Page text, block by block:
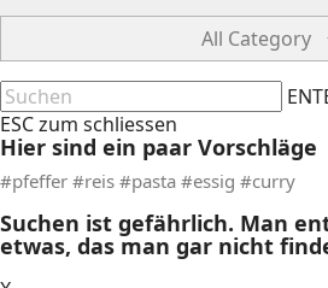
All Category
ESC zum schliessen
Hier sind ein paar Vorschläge
#pfeffer #reis #pasta #essig #curry
Suchen ist gefährlich. Man
etwas, das man gar nicht